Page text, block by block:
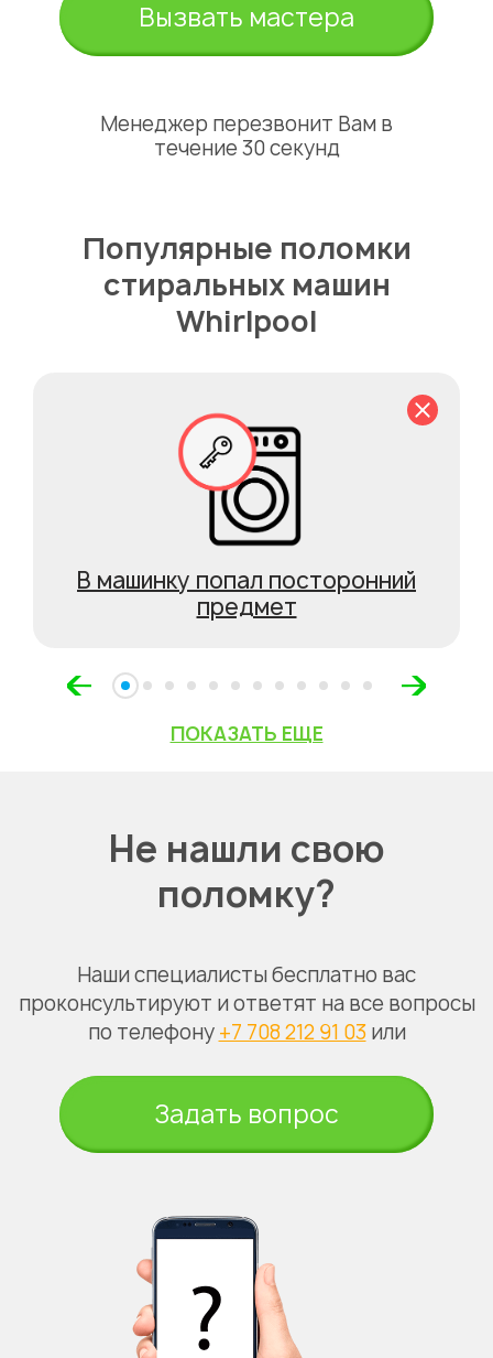
Вызвать мастера
Менеджер перезвонит Вам в
течение 30 секунд
Популярные поломки
стиральных машин
Whirlpool
В машинку попал посторонний
предмет
ПОКАЗАТЬ ЕЩЕ
Не нашли свою
поломку?
Наши специалисты бесплатно вас
проконсультируют и ответят на все вопросы
по телефону +7 708 212 91 03 или
Задать вопрос